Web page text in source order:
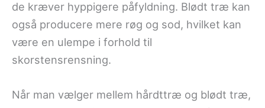
de kræver hyppigere påfyldning. Blødt træ kan
også producere mere røg og sod, hvilket kan
være en ulempe i forhold til
skorstensrensning.
Når man vælger mellem hårdttræ og blødt træ,